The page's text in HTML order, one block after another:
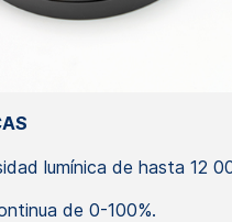
lumínica de hasta 12
de 0-100%.